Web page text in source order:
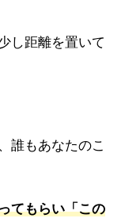
し距離を置いて
誰もあなたのこ
てもらい「この